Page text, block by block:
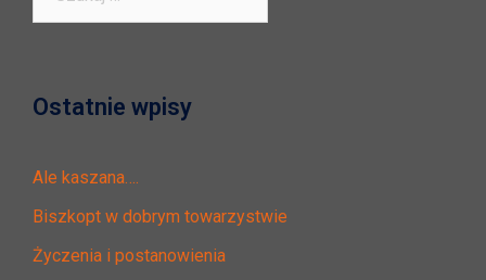
Ostatnie wpisy
Ale kaszana….
Biszkopt w dobrym towarzystwie
Życzenia i postanowienia